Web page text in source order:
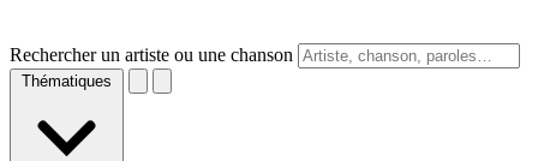
Rechercher un artiste ou une chanson
Thématiques